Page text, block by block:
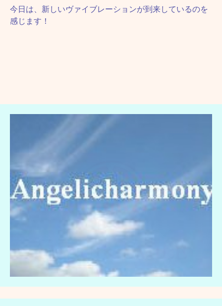
今日は、新しいヴァイブレーションが到来しているのを
感じます！